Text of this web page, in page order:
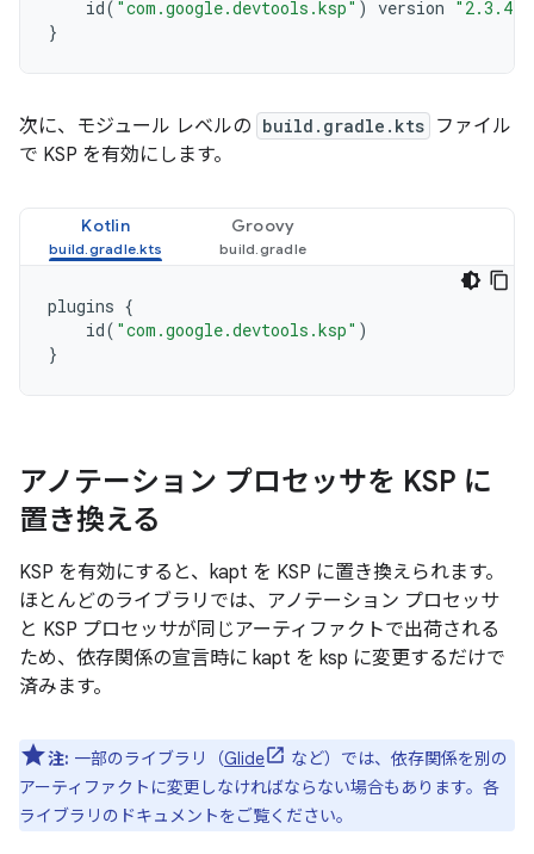
id( "com.google.devtools.ksp" ) version "2.3.4"
}
次に、モジュール レベルの build.gradle.kts ファイル
で KSP を有効にします。
Kotlin Groovy
plugins {
id( "com.google.devtools.ksp" )
}
アノテーション プロセッサを KSP に
置き換える
KSP を有効にすると、kapt を KSP に置き換えられます。
ほとんどのライブラリでは、アノテーション プロセッサ
と KSP プロセッサが同じアーティファクトで出荷される
ため、依存関係の宣言時に kapt を ksp に変更するだけで
済みます。
注: 一部のライブラリ（Glide
など）では、依存関係を別の
アーティファクトに変更しなければならない場合もあります。各
ライブラリのドキュメントをご覧ください。